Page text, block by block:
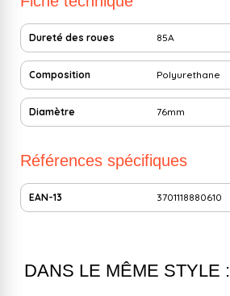
Dureté des roues 85A
Composition Polyurethane
Diamètre 76mm
Références spécifiques
EAN-13 3701118880610
DANS LE MÊME STYLE :